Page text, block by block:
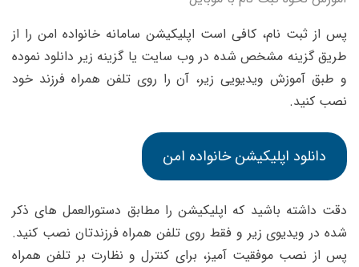
پس از ثبت نام، کافی است اپلیکیشن سامانه خانواده امن را از
طریق گزینه مشخص شده در وب سایت یا گزینه زیر دانلود نموده
و طبق آموزش ویدیویی زیر،‌ آن را روی تلفن همراه فرزند خود
نصب کنید.
دانلود اپلیکیشن خانواده امن
دقت داشته باشید که اپلیکیشن را مطابق دستورالعمل های ذکر
شده در ویدیوی زیر و فقط روی تلفن همراه فرزندتان نصب کنید.
پس از نصب موفقیت آمیز، برای کنترل و نظارت بر تلفن همراه